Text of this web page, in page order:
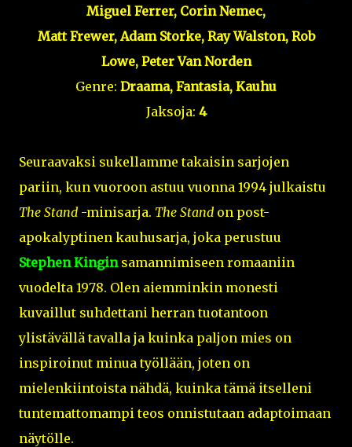
Miguel Ferrer, Corin Nemec,
Matt Frewer, Adam Storke, Ray Walston, Rob
Lowe, Peter Van Norden
Genre: Draama, Fantasia, Kauhu
Jaksoja: 4
Seuraavaksi sukellamme takaisin sarjojen
pariin, kun vuoroon astuu vuonna 1994 julkaistu
The Stand -minisarja. The Stand on post-
apokalyptinen kauhusarja, joka perustuu
Stephen Kinginsamannimiseen romaaniin
vuodelta 1978. Olen aiemminkin monesti
kuvaillut suhdettani herran tuotantoon
ylistävällä tavalla ja kuinka paljon mies on
inspiroinut minua työllään, joten on
mielenkiintoista nähdä, kuinka tämä itselleni
tuntemattomampi teos onnistutaan adaptoimaan
näytölle.